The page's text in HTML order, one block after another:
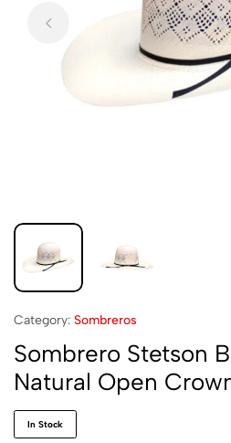
Category: Sombreros
Sombrero Stetson
Natural Open
In Stock